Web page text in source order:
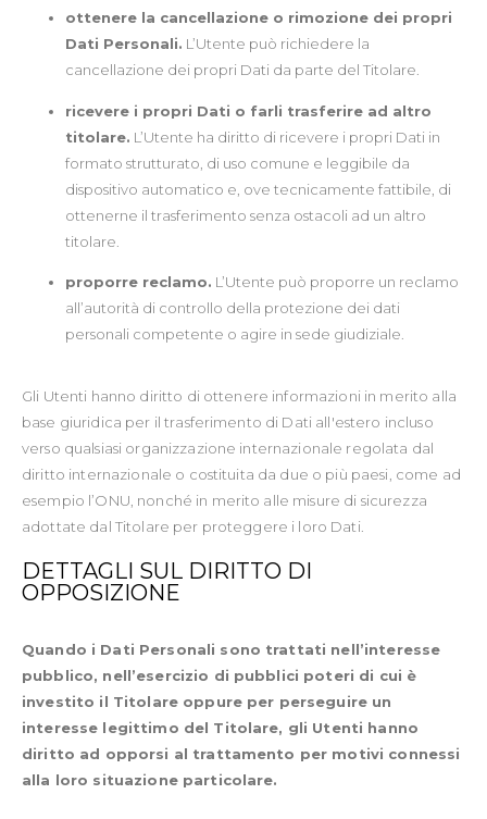
ottenere la cancellazione o rimozione dei propri
Dati Personali. L’Utente può richiedere la
cancellazione dei propri Dati da parte del Titolare.
ricevere i propri Dati o farli trasferire ad altro
titolare. L’Utente ha diritto di ricevere i propri Dati in
formato strutturato, di uso comune e leggibile da
dispositivo automatico e, ove tecnicamente fattibile, di
ottenerne il trasferimento senza ostacoli ad un altro
titolare.
proporre reclamo. L’Utente può proporre un reclamo
all’autorità di controllo della protezione dei dati
personali competente o agire in sede giudiziale.
Gli Utenti hanno diritto di ottenere informazioni in merito alla
base giuridica per il trasferimento di Dati all'estero incluso
verso qualsiasi organizzazione internazionale regolata dal
diritto internazionale o costituita da due o più paesi, come ad
esempio l’ONU, nonché in merito alle misure di sicurezza
adottate dal Titolare per proteggere i loro Dati.
DETTAGLI SUL DIRITTO DI
OPPOSIZIONE
Quando i Dati Personali sono trattati nell’interesse
pubblico, nell’esercizio di pubblici poteri di cui è
investito il Titolare oppure per perseguire un
interesse legittimo del Titolare, gli Utenti hanno
diritto ad opporsi al trattamento per motivi connessi
alla loro situazione particolare.